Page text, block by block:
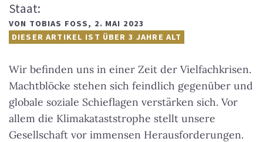
Staat:
VON TOBIAS FOSS , 2. MAI 2023
DIESER ARTIKEL IST ÜBER 3 JAHRE ALT
Wir befinden uns in einer Zeit der Vielfachkrisen.
Machtblöcke stehen sich feindlich gegenüber und
globale soziale Schieflagen verstärken sich. Vor
allem die Klimakataststrophe stellt unsere
Gesellschaft vor immensen Herausforderungen.